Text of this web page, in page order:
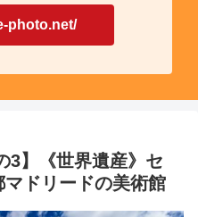
photo.net/
3】《世界遺産》セ
ドリードの美術館